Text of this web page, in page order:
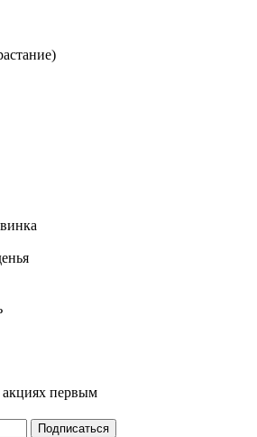
акциях первым